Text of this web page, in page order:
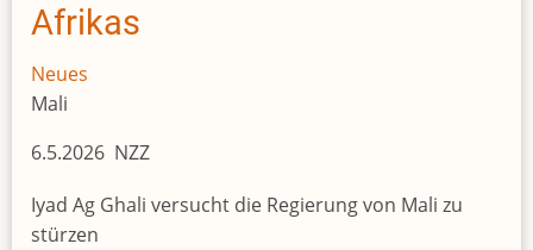
Emirate
Afrikas
Neues
Mali
6.5.2026 NZZ
Iyad Ag Ghali versucht die Regierung von Mali zu
stürzen